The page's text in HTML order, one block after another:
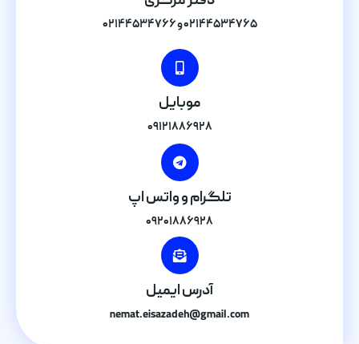
۰۲۱۴۴۵۳۴۷۶۵ و ۰۲۱۴۴۵۳۴۷۶۶
موبایل
۰۹۱۲۱۸۸۶۹۲۸
تلگرام و واتس اپ
۰۹۲۰۱۸۸۶۹۲۸
آدرس ایمیل
nemat.eisazadeh@gmail.com